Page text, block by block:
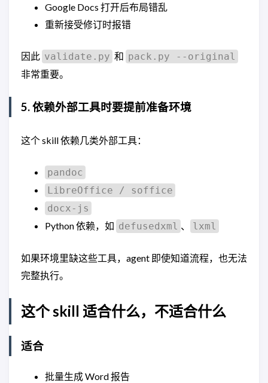
Google Docs 打开后布局错乱
重新接受修订时报错
因此 validate.py 和 pack.py --original
非常重要。
5. 依赖外部工具时要提前准备环境
这个 skill 依赖几类外部工具：
pandoc
LibreOffice / soffice
docx-js
Python 依赖，如 defusedxml 、 lxml
如果环境里缺这些工具，agent 即使知道流程，也无法
完整执行。
这个 skill 适合什么，不适合什么
适合
批量生成 Word 报告